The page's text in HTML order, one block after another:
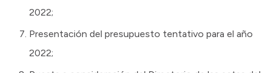
2022;
Presentación del presupuesto tentativo para el año
2022;